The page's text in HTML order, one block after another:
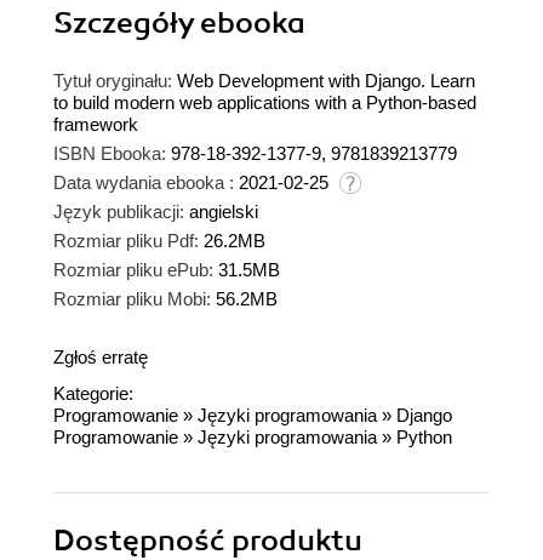
Szczegółyebooka
Tytuł oryginału: Web Development with Django. Learn
to build modern web applications with a Python-based
framework
ISBN Ebooka: 978-18-392-1377-9, 9781839213779
Data wydania ebooka : 2021-02-25
Język publikacji: angielski
Rozmiar pliku Pdf: 26.2MB
Rozmiar pliku ePub: 31.5MB
Rozmiar pliku Mobi: 56.2MB
Zgłoś erratę
Kategorie:
Programowanie » Języki programowania » Django
Programowanie » Języki programowania » Python
Dostępność produktu